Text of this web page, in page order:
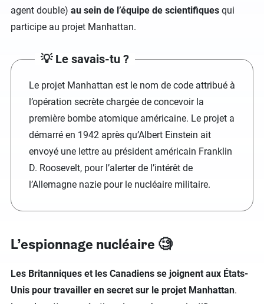
agent double) au sein de l’équipe de scientifiques qui
participe au projet Manhattan.
💡 Le savais-tu ?
Le projet Manhattan est le nom de code attribué à
l’opération secrète chargée de concevoir la
première bombe atomique américaine. Le projet a
démarré en 1942 après qu’Albert Einstein ait
envoyé une lettre au président américain Franklin
D. Roosevelt, pour l’alerter de l’intérêt de
l’Allemagne nazie pour le nucléaire militaire.
L’espionnage nucléaire 🧐
Les Britanniques et les Canadiens se joignent aux États-
Unis pour travailler en secret sur le projet Manhattan.